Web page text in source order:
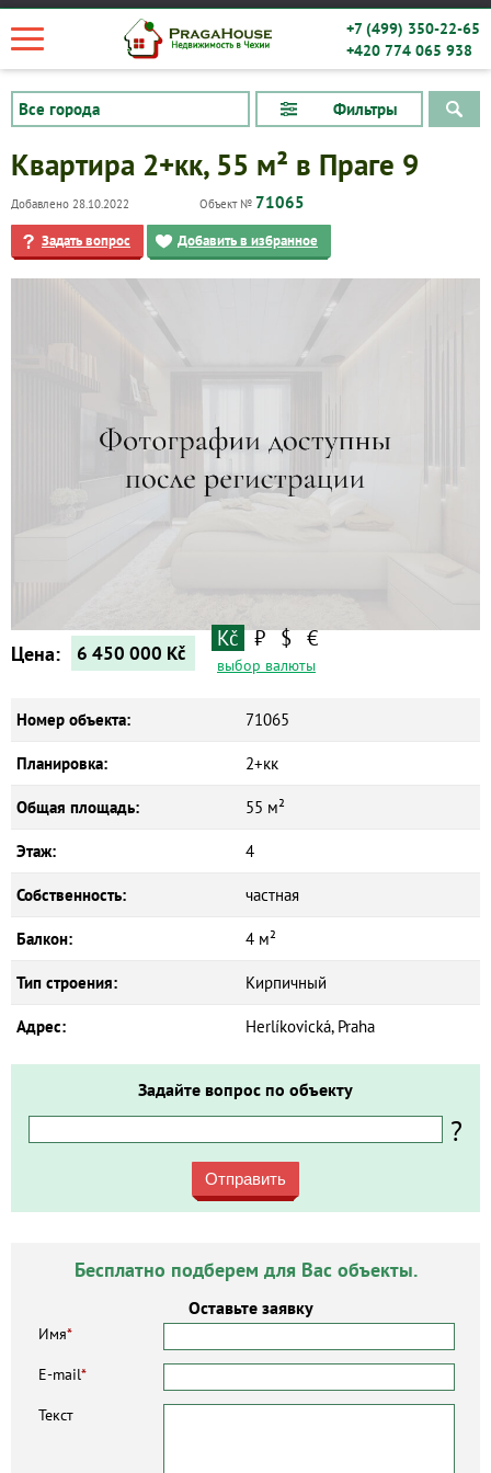
+7 (499) 350-22-65
+420 774 065 938
Фильтры
Квартира 2+кк, 55 м² в Праге 9
Добавлено 28.10.2022 Объект № 71065
Задать вопрос Добавить в избранное
Цена: 6 450 000 Kč
Kč ₽ $ €
выбор валюты
Номер объекта: 71065
Планировка: 2+кк
Общая площадь: 55 м²
Этаж: 4
Собственность: частная
Балкон: 4 м²
Тип строения: Кирпичный
Адрес: Herlíkovická, Praha
Задайте вопрос по объекту
?
Отправить
Бесплатно подберем для Вас объекты.
Оставьте заявку
Имя*
E-mail*
Текст